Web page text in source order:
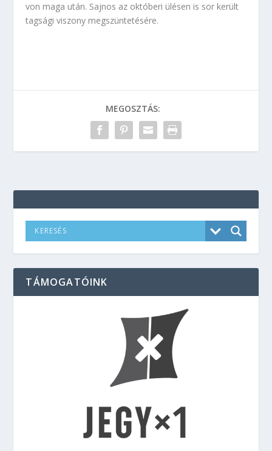
von maga után. Sajnos az októberi ülésen is sor került
tagsági viszony megszüntetésére.
MEGOSZTÁS:
TÁMOGATÓINK